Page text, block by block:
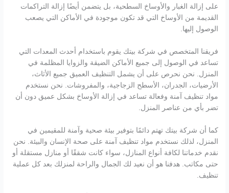
على إزالة الغبار والأوساخ السطحية، بل يتضمن أيضًا إزالة التراكمات
القديمة من الأوساخ التي قد تكون موجودة في الأماكن التي يصعب
الوصول إليها.
فريقنا المتخصص في شركة بيتك يقوم باستخدام أحدث المعدات التي
تساعد في الوصول إلى جميع الأماكن الضيقة والزوايا المظلمة في
المنزل. نحن نحرص على أن يشمل التنظيف العميق جميع الأثاث،
الأرضيات، الجدران، الأسطح الزجاجية، والمفروشات. نحن نستخدم
مواد تنظيف آمنة وفعالة تساعد في إزالة الأوساخ بشكل عميق دون أن
تضر بأي من عناصر المنزل.
كما أن شركة بيتك تهتم دائمًا بتوفير بيئة صحية وآمنة للمقيمين في
المنزل، لذلك نستخدم مواد تنظيف آمنة على صحة الإنسان والبيئة. نحن
نقدم خدماتنا لكافة أنواع المنازل، سواء كانت شققًا أو منازل مستقلة أو
حتى مكاتب. هدفنا هو أن نعيد لك الجمال والراحة لمنزلك بعد كل عملية
تنظيف.